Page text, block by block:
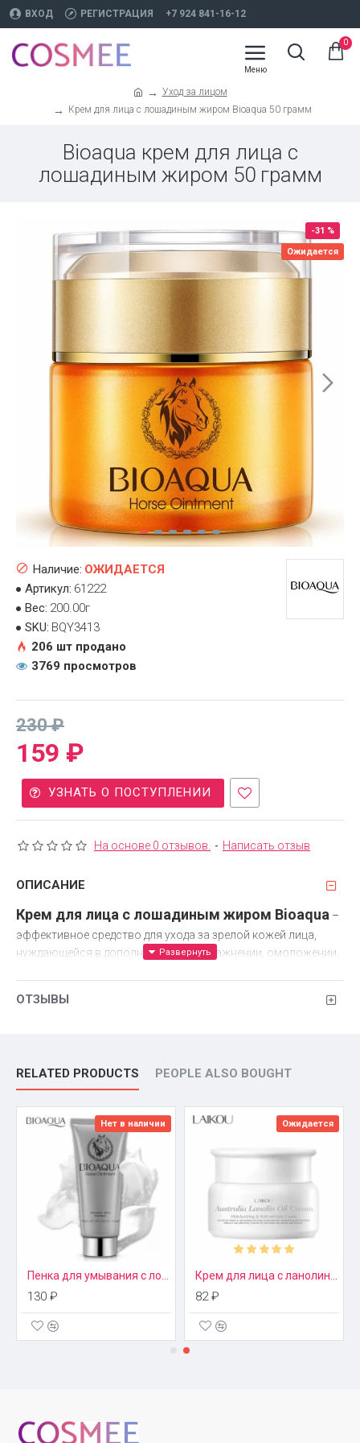
ВХОД РЕГИСТРАЦИЯ +7 924 841-16-12
0
Уход за лицом
Крем для лица с лошадиным жиром Bioaqua 50 грамм
Bioaqua крем для лица с
лошадиным жиром 50 грамм
-31 %
Ожидается
На основе 0 отзывов. - Написать отзыв
159 ₽
230 ₽
Наличие: ОЖИДАЕТСЯ
Артикул: 61222
Вес: 200.00г
SKU: BQY3413
206 шт продано
3769 просмотров
УЗНАТЬ О ПОСТУПЛЕНИИ
ОПИСАНИЕ
Крем для лица с лошадиным жиром Bioaqua –
эффективное средство для ухода за зрелой кожей лица,
нуждающейся в дополнительном увлажнении, омоложении,
количеству микроэлементов, витаминов, питательных
полезные вещества проникают глубоко под кожу и
полностью усваиваются.
Состав
В состав крема BIOAQUA входят:
экстракт конского жира;
олений жир;
гиалуроновая кислота;
масло дерева ши;
масло жожоба;
экстракт ромашки;
виргинский гамамелис.
Эффект
Натуральный продукт максимально насыщает клетки
кожного покрова. При регулярном использовании
ОТЗЫВЫ
RELATED PRODUCTS PEOPLE ALSO BOUGHT
Нет в наличии
130 ₽
Ожидается
82 ₽